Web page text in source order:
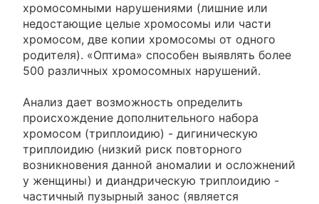
хромосомными нарушениями (лишние или
недостающие целые хромосомы или части
хромосом, две копии хромосомы от одного
родителя). «Оптима» способен выявлять более
500 различных хромосомных нарушений.
Анализ дает возможность определить
происхождение дополнительного набора
хромосом (триплоидию) - дигиническую
триплоидию (низкий риск повторного
возникновения данной аномалии и осложнений
у женщины) и диандрическую триплоидию -
частичный пузырный занос (является